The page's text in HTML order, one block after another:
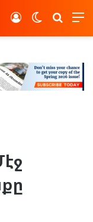
Switch skin
Log In